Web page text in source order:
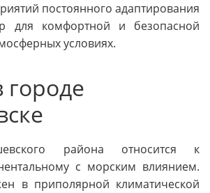
постоянного адаптирования
для комфортной и безопасной
условиях.
городе
района относится к
с морским влиянием.
в приполярной климатической